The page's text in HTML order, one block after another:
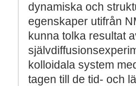
dynamiska och
egenskaper utifrån
kunna tolka resultat
kolloidala system
tagen till de tid- och